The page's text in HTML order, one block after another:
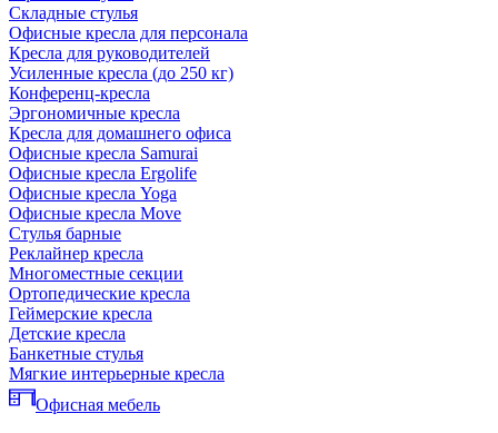
Складные стулья
Офисные кресла для персонала
Кресла для руководителей
Усиленные кресла (до 250 кг)
Конференц-кресла
Эргономичные кресла
Кресла для домашнего офиса
Офисные кресла Samurai
Офисные кресла Ergolife
Офисные кресла Yoga
Офисные кресла Move
Стулья барные
Реклайнер кресла
Многоместные секции
Ортопедические кресла
Геймерские кресла
Детские кресла
Банкетные стулья
Мягкие интерьерные кресла
Офисная мебель